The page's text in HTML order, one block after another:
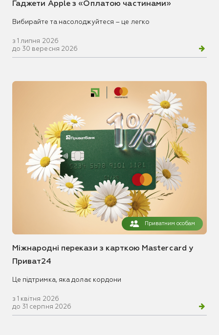
Гаджети Apple з «Оплатою частинами»
Вибирайте та насолоджуйтеся – це легко
з 1 липня 2026
до 30 вересня 2026
Приватним особам
Міжнародні перекази з карткою Mastercard у
Приват24
Це підтримка, яка долає кордони
з 1 квітня 2026
до 31 серпня 2026